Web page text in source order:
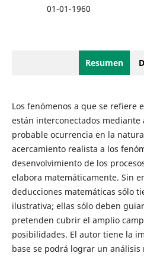
01-01-1960
Resumen
Los fenómenos a que se refiere
están interconectados
probable ocurrencia en la
acercamiento realista a los
desenvolvimiento de los
elabora matemáticamente. Sin
deducciones matemáticas sólo
ilustrativa; ellas sólo deben
pretenden cubrir el amplio
posibilidades. El autor tiene la
base se podrá lograr un